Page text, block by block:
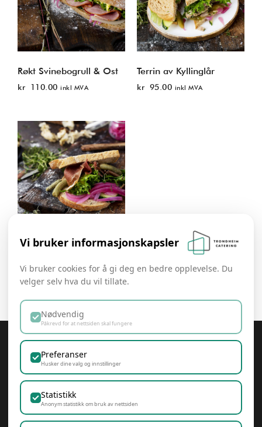
Røkt Svinebogrull & Ost
kr110.00 inkl MVA
Terrin av Kyllinglår
kr95.00 inkl MVA
Tronfjell -Velmodnet
Trondheim Catering
Samfunnsansvar & Bærekraft
Personvern & Cookies
Vi bruker informasjonskapsler
Vi bruker cookies for å gi deg en bedre opplevelse. Du
velger selv hva du vil tillate.
Nødvendig
Påkrevd for at nettsiden skal fungere
Preferanser
Husker dine valg og innstillinger
Statistikk
Anonym statistikk om bruk av nettsiden